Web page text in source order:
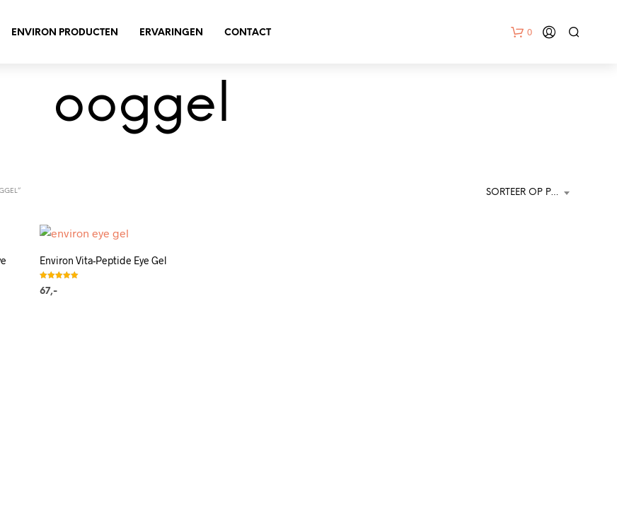
ENVIRON PRODUCTEN ERVARINGEN CONTACT 0
ooggel
SORTEER OP POPULARITEIT
Environ Vita-Peptide Eye Gel
Gewaardeerd
5.00
67,-